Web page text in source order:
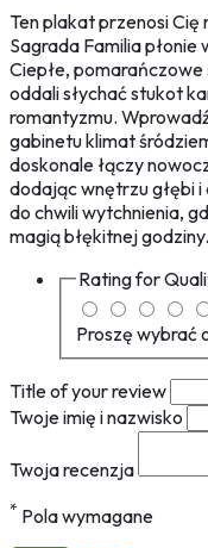
Ten plakat przenosi
Sagrada Familia płonie
Ciepłe,
oddali słychać stukot
romantyzmu.
gabinetu klimat
doskonale łączy
dodając wnętrzu głębi
do chwili wytchnienia,
magią błękitnej godziny.
Rating for
Proszę wybrać
Title of your review
Twoje imię i nazwisko
Twoja recenzja
* Pola wymagane